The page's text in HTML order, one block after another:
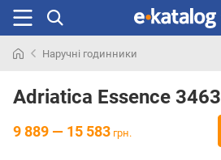
раніше
Наручні годинники
Adriatica Essence
9 889 — 15 583 грн.